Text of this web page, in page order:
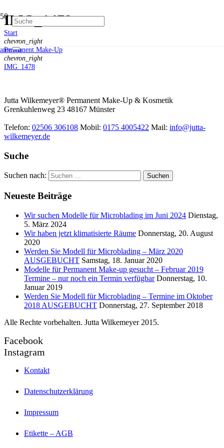
anrufen
IMG_1478
Start
chevron_right
Permanent Make-Up
chevron_right
IMG_1478
Jutta Wilkemeyer® Permanent Make-Up & Kosmetik
Grenkuhlenweg 23 48167 Münster
Telefon: 02506 306108 Mobil: 0175 4005422 Mail: info@jutta-
wilkemeyer.de
Suche
Suchen nach:
Neueste Beiträge
Wir suchen Modelle für Microblading im Juni 2024 Dienstag,
5. März 2024
Wir haben jetzt klimatisierte Räume Donnerstag, 20. August
2020
Werden Sie Modell für Microblading – März 2020
AUSGEBUCHT Samstag, 18. Januar 2020
Modelle für Permanent Make-up gesucht – Februar 2019
Termine – nur noch ein Termin verfügbar Donnerstag, 10.
Januar 2019
Werden Sie Modell für Microblading – Termine im Oktober
2018 AUSGEBUCHT Donnerstag, 27. September 2018
Alle Rechte vorbehalten. Jutta Wilkemeyer 2015.
Facebook
Instagram
Kontakt
Datenschutzerklärung
Impressum
Etikette – AGB